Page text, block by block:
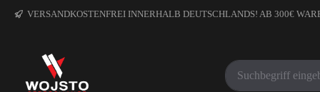
VERSANDKOSTENFREI INNERHALB DEUTSCHLANDS! AB 300€